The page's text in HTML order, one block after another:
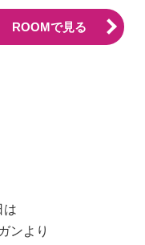
ROOMで見る
は
ンより